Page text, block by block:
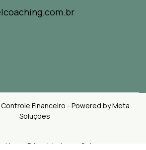
Financeiro - Powered by Meta
Soluções
e Privacidades Sobre nos